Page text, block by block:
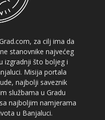
za cilj ima da
stanovnike najvećeg
izgradnji što boljeg i
Misija portala
najbolji saveznik
službama u Gradu
najboljim namjerama
u Banjaluci.